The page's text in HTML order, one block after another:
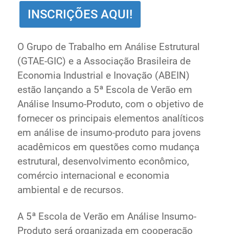
Ministério de Minas e Energia
Ministério do Meio Ambiente
Ministério do Turismo
Ministério do Desenvolvimento Regional
Controladoria-Geral da União
Ministério da Mulher, da Família e dos Direitos Humanos
Secretaria-Geral
Secretaria de Governo
Gabinete de Segurança Institucional
Advocacia-Geral da União
Banco Central do Brasil
Planalto
INSCRIÇÕES AQUI!
O Grupo de Trabalho em Análise Estrutural
(GTAE-GIC) e a Associação Brasileira de
Economia Industrial e Inovação (ABEIN)
estão lançando a 5ª Escola de Verão em
Análise Insumo-Produto, com o objetivo de
fornecer os principais elementos analíticos
em análise de insumo-produto para jovens
acadêmicos em questões como mudança
estrutural, desenvolvimento econômico,
comércio internacional e economia
ambiental e de recursos.
A 5ª Escola de Verão em Análise Insumo-
Produto será organizada em cooperação